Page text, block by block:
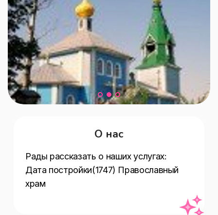
О нас
Рады рассказать о наших услугах:
Дата постройки(1747) Православный
храм